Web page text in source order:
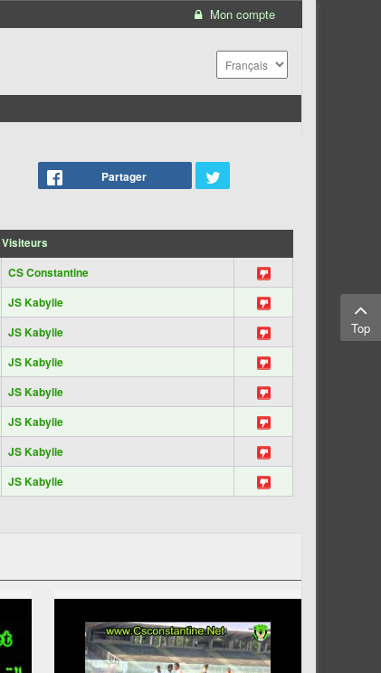
Mon compte
Partager
Visiteurs
CS Constantine
JS Kabylie
JS Kabylie
JS Kabylie
JS Kabylie
JS Kabylie
JS Kabylie
JS Kabylie
Top